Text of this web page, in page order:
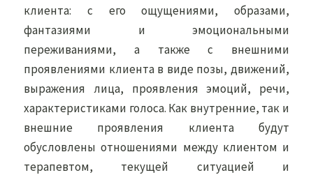
клиента: с его ощущениями, образами,
фантазиями и эмоциональными
переживаниями, а также с внешними
проявлениями клиента в виде позы, движений,
выражения лица, проявления эмоций, речи,
характеристиками голоса. Как внутренние, так и
внешние проявления клиента будут
обусловлены отношениями между клиентом и
терапевтом, текущей ситуацией и